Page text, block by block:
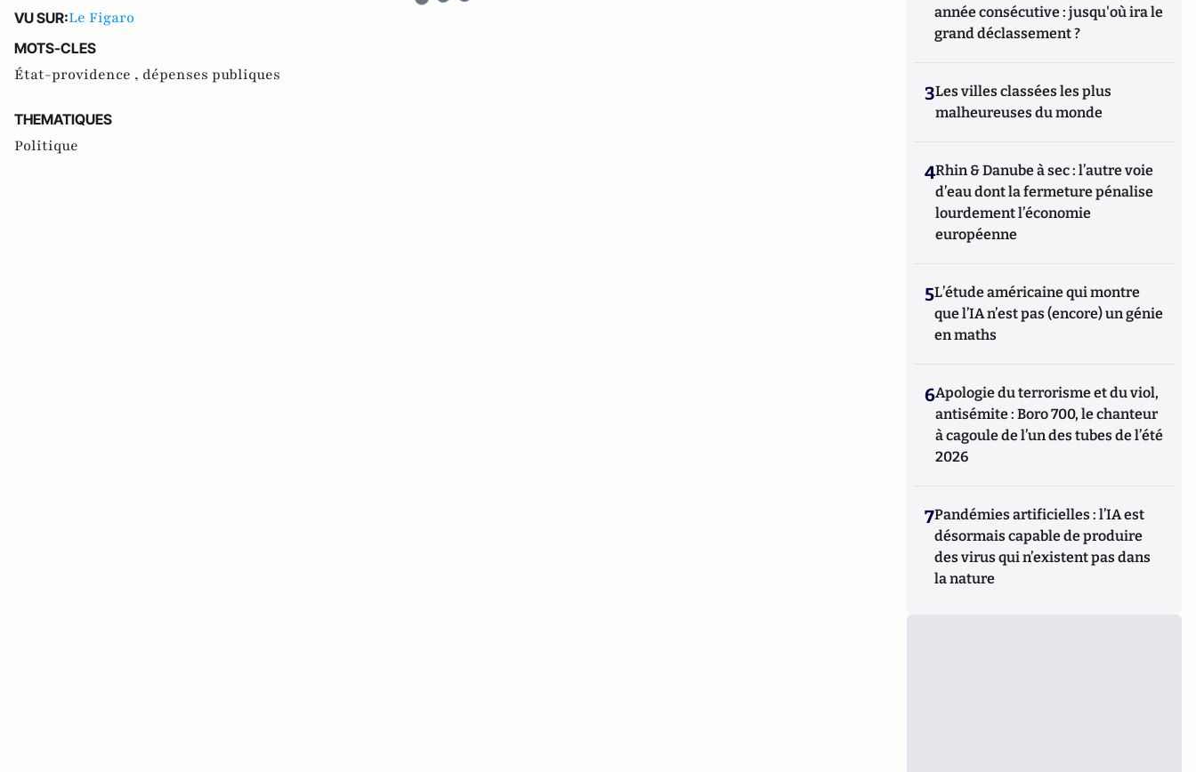
VU SUR:Le Figaro
MOTS-CLES
État-providence , dépenses publiques
THEMATIQUES
Politique
année consécutive : jusqu'où ira le
grand déclassement ?
3Les villes classées les plus
malheureuses du monde
4Rhin & Danube à sec : l’autre voie
d’eau dont la fermeture pénalise
lourdement l’économie
européenne
5L’étude américaine qui montre
que l’IA n’est pas (encore) un génie
en maths
6Apologie du terrorisme et du viol,
antisémite : Boro 700, le chanteur
à cagoule de l’un des tubes de l’été
2026
7Pandémies artificielles : l’IA est
désormais capable de produire
des virus qui n’existent pas dans
la nature